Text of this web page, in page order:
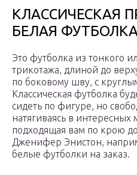
КЛАССИЧЕСКАЯ
БЕЛАЯ
Это футболка из тонкого
трикотажа, длиной до
по боковому шву, с
Классическая футболка
сидеть по фигуре, но
натягиваясь в интересных
подходящая вам по крою
Дженифер Энистон,
белые футболки на заказ.